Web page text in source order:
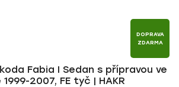
DOPRAVA
ZDARMA
Fabia I Sedan s přípravou ve
2007, FE tyč | HAKR